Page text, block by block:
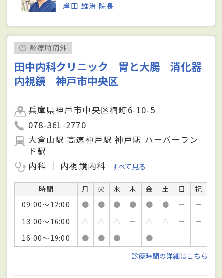
岸田 雄治 院長
診療時間外
田中内科クリニック 胃と大腸 消化器
内視鏡 神戸市中央区
兵庫県神戸市中央区楠町6-10-5
078-361-2770
大倉山駅 高速神戸駅 神戸駅 ハーバーラン
ド駅
内科
内視鏡内科 すべて見る
時間 月 火 水 木 金 土 日
祝
09:00～12:00
● ● ● ● ● ● －
－
13:00～16:00
△ △ △ － △ △ －
－
16:00～19:00
● ● ● － ● － －
－
診療時間の詳細はこちら